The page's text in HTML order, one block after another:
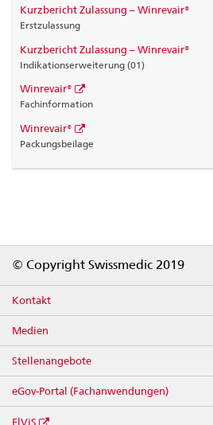
Kurzbericht Zulassung – Winrevair®
Erstzulassung
Kurzbericht Zulassung – Winrevair®
Indikationserweiterung (01)
Winrevair®
Fachinformation
Winrevair®
Packungsbeilage
© Copyright Swissmedic 2019
Kontakt
Medien
Stellenangebote
eGov-Portal (Fachanwendungen)
ElViS